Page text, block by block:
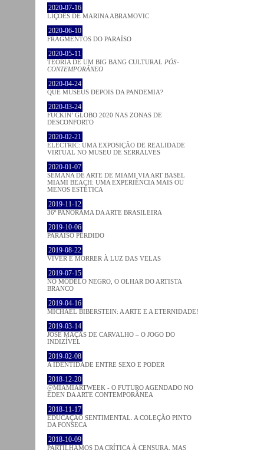
2020-07-16
LIÇÕES DE MARINA ABRAMOVIC
2020-06-10
FRAGMENTOS DO PARAÍSO
2020-05-11
TEORIA DE UM BIG BANG CULTURAL PÓS-
CONTEMPORÂNEO
2020-04-24
QUE MUSEUS DEPOIS DA PANDEMIA?
2020-03-24
FUCKIN’ GLOBO 2020 NAS ZONAS DE
DESCONFORTO
2020-02-21
ELECTRIC: UMA EXPOSIÇÃO DE REALIDADE
VIRTUAL NO MUSEU DE SERRALVES
2020-01-07
SEMANA DE ARTE DE MIAMI VIA ART BASEL
MIAMI BEACH: UMA EXPERIÊNCIA MAIS OU
MENOS ESTÉTICA
2019-11-12
36º PANORAMA DA ARTE BRASILEIRA
2019-10-06
PARAÍSO PERDIDO
2019-08-22
VIVER E MORRER À LUZ DAS VELAS
2019-07-15
NO MODELO NEGRO, O OLHAR DO ARTISTA
BRANCO
2019-04-16
MICHAEL BIBERSTEIN: A ARTE E A ETERNIDADE!
2019-03-14
JOSÉ MAÇÃS DE CARVALHO – O JOGO DO
INDIZÍVEL
2019-02-08
A IDENTIDADE ENTRE SEXO E PODER
2018-12-20
@MIAMIARTWEEK - O FUTURO AGENDADO NO
ÉDEN DA ARTE CONTEMPORÂNEA
2018-11-17
EDUCAÇÃO SENTIMENTAL. A COLEÇÃO PINTO
DA FONSECA
2018-10-09
PARTILHAMOS DA CRÍTICA À CENSURA, MAS